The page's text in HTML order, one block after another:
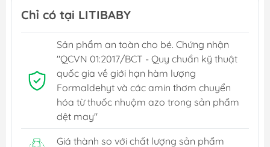
Chỉ có tại LITIBABY
Sản phẩm an toàn cho bé. Chứng nhận
"QCVN 01:2017/BCT - Quy chuẩn kỹ thuật
quốc gia về giới hạn hàm lượng
Formaldehyt và các amin thơm chuyển
hóa từ thuốc nhuộm azo trong sản phẩm
dệt may"
Giá thành so với chất lượng sản phẩm